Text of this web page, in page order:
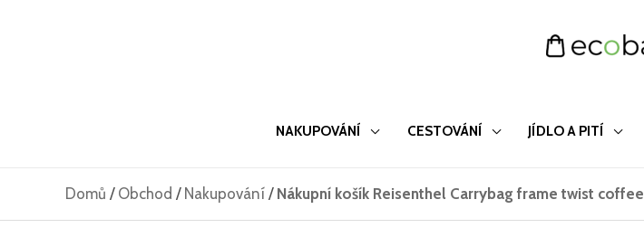
NAKUPOVÁNÍ CESTOVÁNÍ JÍDLO A PITÍ
Domů / Obchod / Nakupování / Nákupní košík Reisenthel Carrybag frame twist coffee